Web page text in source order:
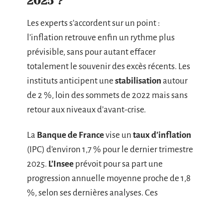
Les experts s’accordent sur un point :
l’inflation retrouve enfin un rythme plus
prévisible, sans pour autant effacer
totalement le souvenir des excès récents. Les
instituts anticipent une stabilisation autour
de 2 %, loin des sommets de 2022 mais sans
retour aux niveaux d’avant-crise.
La Banque de Francevise un taux d’inflation
(IPC) d’environ 1,7 % pour le dernier trimestre
2025. L’Insee prévoit pour sa part une
progression annuelle moyenne proche de 1,8
%, selon ses dernières analyses. Ces